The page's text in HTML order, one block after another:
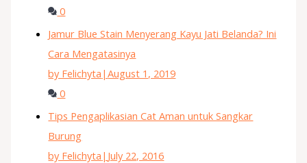
0
Jamur Blue Stain Menyerang Kayu Jati Belanda? Ini
Cara Mengatasinya
by Felichyta |August 1, 2019
0
Tips Pengaplikasian Cat Aman untuk Sangkar
Burung
by Felichyta | July 22, 2016